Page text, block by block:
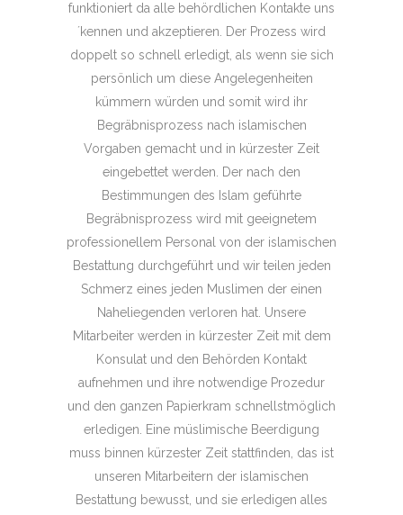
funktioniert da alle behördlichen Kontakte uns
´kennen und akzeptieren. Der Prozess wird
doppelt so schnell erledigt, als wenn sie sich
persönlich um diese Angelegenheiten
kümmern würden und somit wird ihr
Begräbnisprozess nach islamischen
Vorgaben gemacht und in kürzester Zeit
eingebettet werden. Der nach den
Bestimmungen des Islam geführte
Begräbnisprozess wird mit geeignetem
professionellem Personal von der islamischen
Bestattung durchgeführt und wir teilen jeden
Schmerz eines jeden Muslimen der einen
Naheliegenden verloren hat. Unsere
Mitarbeiter werden in kürzester Zeit mit dem
Konsulat und den Behörden Kontakt
aufnehmen und ihre notwendige Prozedur
und den ganzen Papierkram schnellstmöglich
erledigen. Eine müslimische Beerdigung
muss binnen kürzester Zeit stattfinden, das ist
unseren Mitarbeitern der islamischen
Bestattung bewusst, und sie erledigen alles